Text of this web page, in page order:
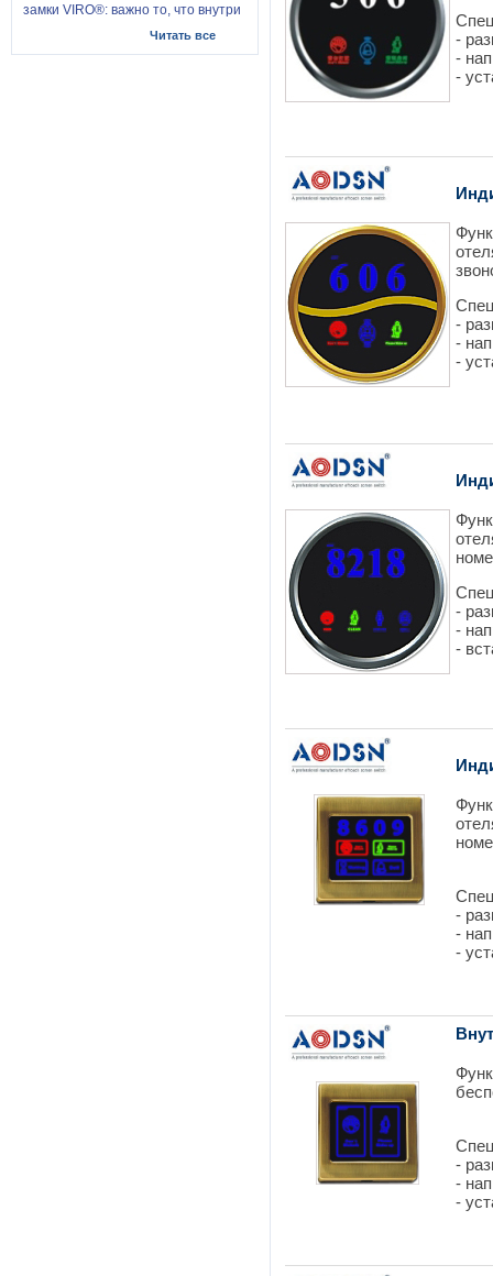
-
-
-
-
-
-
-
-
-
-
-
-
-
-
-
замки VIRO®: важно то, что внутри
Читать все